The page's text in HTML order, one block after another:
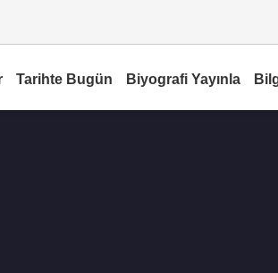
Tarihte Bugün Biyografi Yayınla